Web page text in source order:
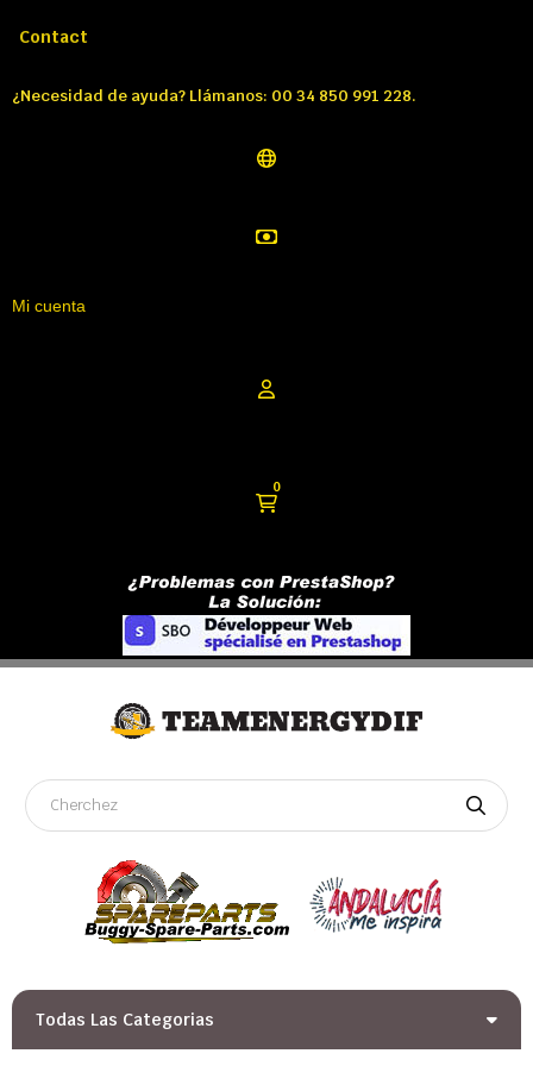
Contact
¿Necesidad de ayuda? Llámanos: 00 34 850 991 228.
Mi cuenta
0
Todas Las Categorias